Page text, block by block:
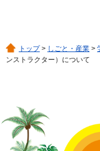
トップ> しごと・産業 >
ンストラクター）について